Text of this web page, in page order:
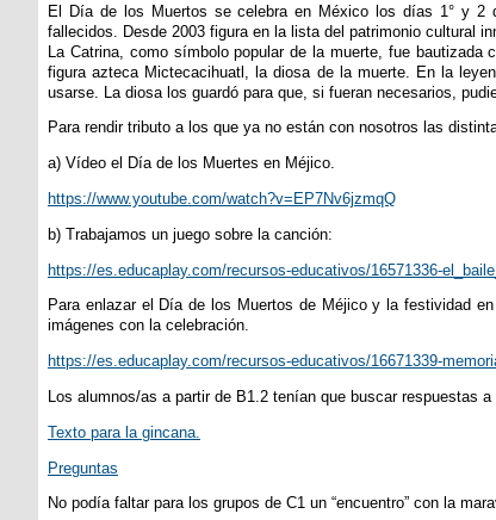
El Día de los Muertos se celebra en México los días 1° y 2
fallecidos. Desde 2003 figura en la lista del patrimonio cultural
La Catrina, como símbolo popular de la muerte, fue
figura azteca Mictecacihuatl, la diosa de la muerte. En la
usarse. La diosa los guardó para que, si fueran necesarios,
Para rendir tributo a los que ya no están con nosotros las
a) Vídeo el Día de los Muertes en Méjico.
https://www.youtube.com/watch?v=EP7Nv6jzmqQ
b) Trabajamos un juego sobre la canción:
https://es.educaplay.com/recursos-educativos/16571336-
Para enlazar el Día de los Muertos de Méjico y la festividad
imágenes con la celebración.
https://es.educaplay.com/recursos-educativos/16671339-
Los alumnos/as a partir de B1.2 tenían que buscar respuestas
Texto para la gincana.
Preguntas
No podía faltar para los grupos de C1 un “encuentro” con la